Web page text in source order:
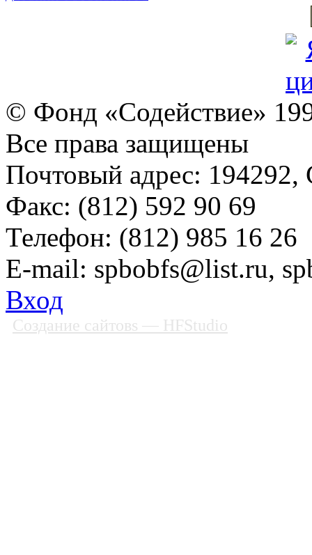
© Фонд «Содействие»
Все права защищены
Почтовый адрес: 194292,
Факс: (812) 592 90 69
Телефон: (812) 985 16 26
E-mail: spbobfs@list.ru,
Вход
Создание сайтовs — HFStudio